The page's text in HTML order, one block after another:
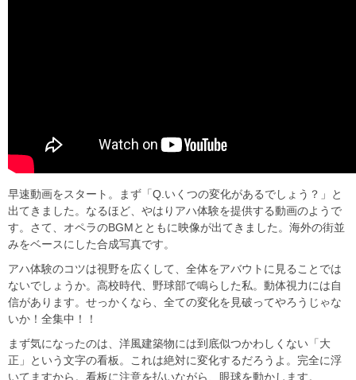
早速動画をスタート。まず「Q.いくつの変化があるでしょう？」と
出てきました。なるほど、やはりアハ体験を提供する動画のようで
す。さて、オペラのBGMとともに映像が出てきました。海外の街並
みをベースにした合成写真です。
アハ体験のコツは視野を広くして、全体をアバウトに見ることでは
ないでしょうか。高校時代、野球部で鳴らした私。動体視力には自
信があります。せっかくなら、全ての変化を見破ってやろうじゃな
いか！全集中！！
まず気になったのは、洋風建築物には到底似つかわしくない「大
正」という文字の看板。これは絶対に変化するだろうよ。完全に浮
いてますから。看板に注意を払いながら、眼球を動かします。